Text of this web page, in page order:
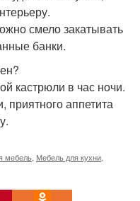
смело закатывать
банки.
кастрюли в час ночи.
приятного аппетита
мебель Мебель для кухни